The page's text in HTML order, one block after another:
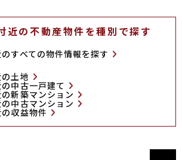
近の不動産物件を種別で探す
すべての物件情報を探す
土地
中古一戸建て
新築マンション
中古マンション
収益物件